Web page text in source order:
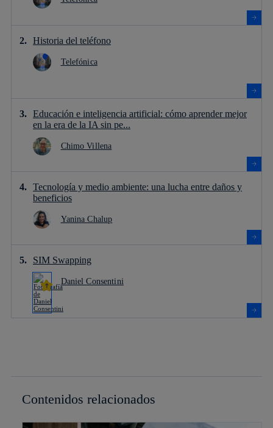
Historia del teléfono
Telefónica
Educación e inteligencia artificial: cómo aprender mejor
en la era de la IA sin pe...
Chimo Villena
Tecnología y medio ambiente: una lucha entre daños y
beneficios
Yanina Chalup
SIM Swapping
Daniel Consentini
Contenidos relacionados